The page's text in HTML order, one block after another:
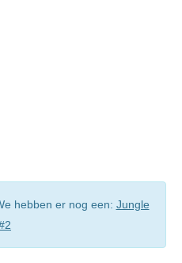
hebben er nog een: Jungle